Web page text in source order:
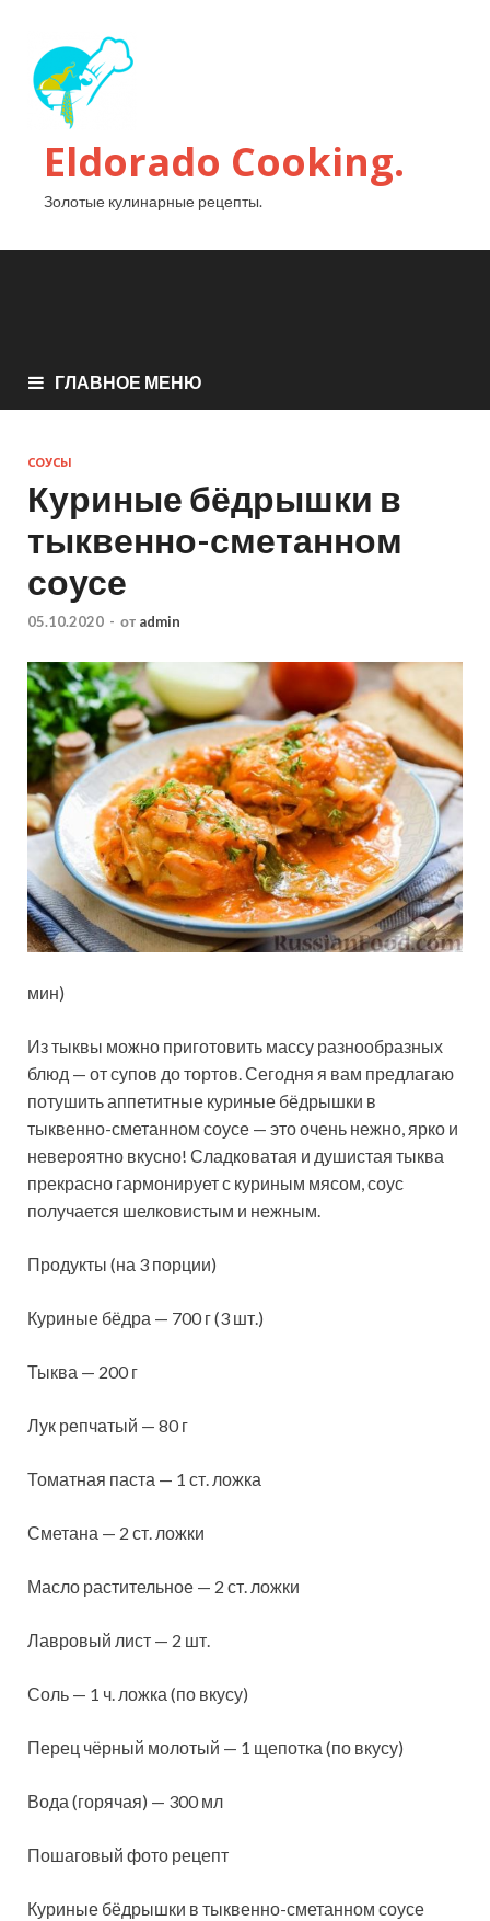
Eldorado Сooking.
Золотые кулинарные рецепты.
ГЛАВНОЕ МЕНЮ
СОУСЫ
Куриные бёдрышки в
тыквенно-сметанном
соусе
05.10.2020 - от admin
мин)
Из тыквы можно приготовить массу разнообразных
блюд — от супов до тортов. Сегодня я вам предлагаю
потушить аппетитные куриные бёдрышки в
тыквенно-сметанном соусе — это очень нежно, ярко и
невероятно вкусно! Сладковатая и душистая тыква
прекрасно гармонирует с куриным мясом, соус
получается шелковистым и нежным.
Продукты (на 3 порции)
Куриные бёдра — 700 г (3 шт.)
Тыква — 200 г
Лук репчатый — 80 г
Томатная паста — 1 ст. ложка
Сметана — 2 ст. ложки
Масло растительное — 2 ст. ложки
Лавровый лист — 2 шт.
Соль — 1 ч. ложка (по вкусу)
Перец чёрный молотый — 1 щепотка (по вкусу)
Вода (горячая) — 300 мл
Пошаговый фото рецепт
Куриные бёдрышки в тыквенно-сметанном соусе